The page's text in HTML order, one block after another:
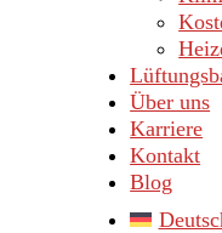
Über uns
Karriere
Kontakt
Blog